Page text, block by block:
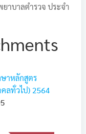
าบาลตำรวจ ประจำ
าหลักสูตร
ลทั่วไป) 2564